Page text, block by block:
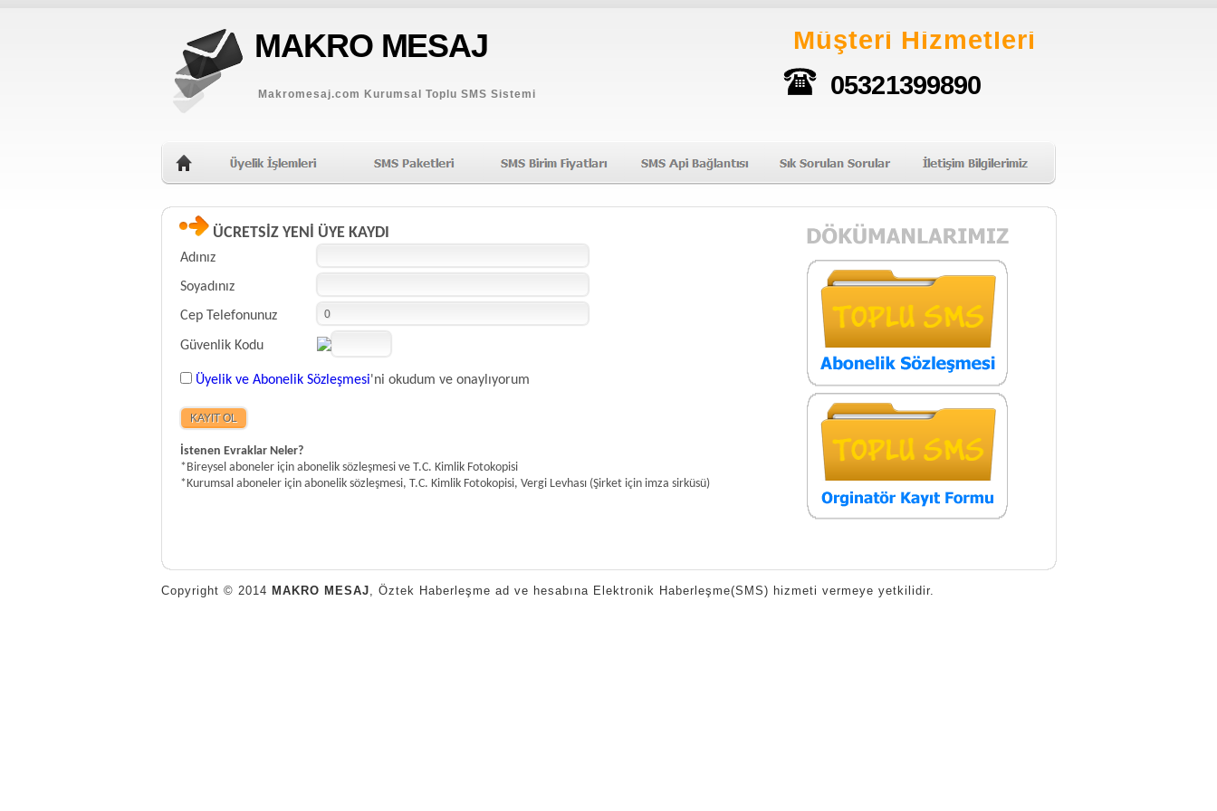
MAKRO MESAJ
Makromesaj.com Kurumsal Toplu SMS Sistemi 05321399890
Müşteri Hizmetleri
Copyright © 2014 MAKRO MESAJ, Öztek Haberleşme ad ve hesabına Elektronik Haberleşme(SMS) hizmeti vermeye yetkilidir.